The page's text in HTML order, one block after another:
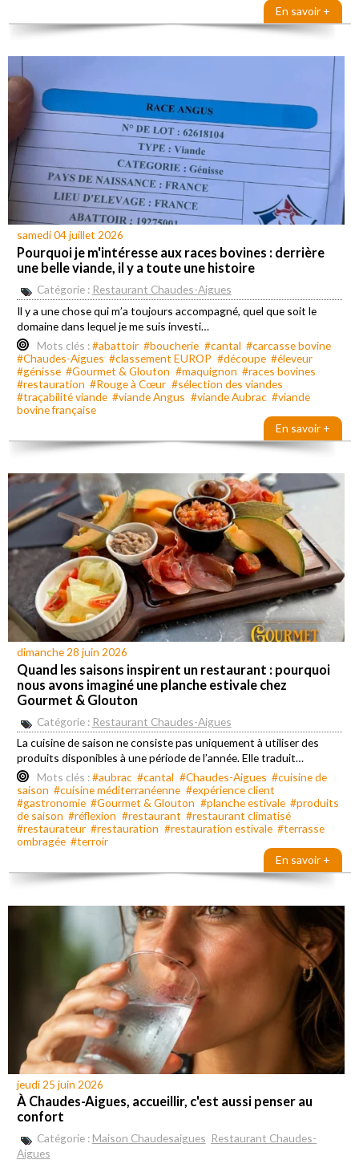
En savoir +
samedi 04 juillet 2026
Pourquoi je m'intéresse aux races bovines : derrière
une belle viande, il y a toute une histoire
Catégorie : Restaurant Chaudes-Aigues
Il y a une chose qui m’a toujours accompagné, quel que soit le
domaine dans lequel je me suis investi…
Mots clés :#abattoir #boucherie #cantal #carcasse bovine
#Chaudes-Aigues #classement EUROP #découpe #éleveur
#génisse #Gourmet & Glouton #maquignon #races bovines
#restauration #Rouge à Cœur #sélection des viandes
#traçabilité viande #viande Angus #viande Aubrac #viande
bovine française
En savoir +
dimanche 28 juin 2026
Quand les saisons inspirent un restaurant : pourquoi
nous avons imaginé une planche estivale chez
Gourmet & Glouton
Catégorie : Restaurant Chaudes-Aigues
La cuisine de saison ne consiste pas uniquement à utiliser des
produits disponibles à une période de l’année. Elle traduit…
Mots clés :#aubrac #cantal #Chaudes-Aigues #cuisine de
saison #cuisine méditerranéenne #expérience client
#gastronomie #Gourmet & Glouton #planche estivale #produits
de saison #réflexion #restaurant #restaurant climatisé
#restaurateur #restauration #restauration estivale #terrasse
ombragée #terroir
En savoir +
jeudi 25 juin 2026
À Chaudes-Aigues, accueillir, c'est aussi penser au
confort
Catégorie : Maison Chaudesaigues Restaurant Chaudes-
Aigues